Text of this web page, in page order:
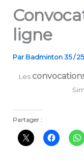
ligne
Par Badminton 35/
Les
Partager :